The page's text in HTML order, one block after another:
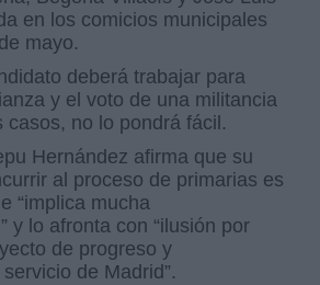
en los comicios municipales
mayo.
deberá trabajar para
y el voto de una militancia
casos, no lo pondrá fácil.
Hernández afirma que su
al proceso de primarias es
“implica mucha
y lo afronta con “ilusión por
de progreso y
de Madrid”.